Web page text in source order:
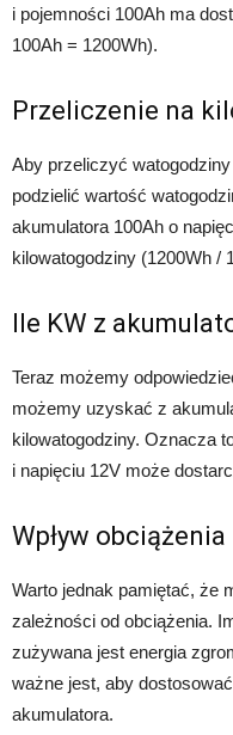
i pojemności 100Ah ma
100Ah = 1200Wh).
Przeliczenie na
Aby przeliczyć
podzielić wartość
akumulatora 100Ah o
kilowatogodziny (1200Wh /
Ile KW z
Teraz możemy
możemy uzyskać z
kilowatogodziny. Oznacza
i napięciu 12V może
Wpływ
Warto jednak pamiętać, że
zależności od obciążenia.
zużywana jest energia
ważne jest, aby
akumulatora.